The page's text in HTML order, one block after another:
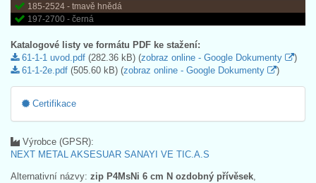
185-2524 - tmavě hnědá
197-2700 - černá
Katalogové listy ve formátu PDF ke stažení:
61-1-1 uvod.pdf (282.36 kB) (zobraz online - Google Dokumenty
)
61-1-2e.pdf (505.60 kB) (zobraz online - Google Dokumenty )
Certifikace
Výrobce (GPSR):
NEXT METAL AKSESUAR SANAYI VE TIC.A.S
Alternativní názvy: zip P4MsNi 6 cm N ozdobný přívěsek